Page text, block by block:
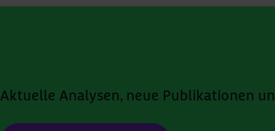
Aktuelle Analysen, neue Publikationen